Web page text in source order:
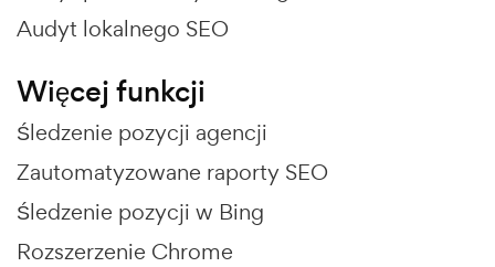
Audyt lokalnego SEO
Więcej funkcji
Śledzenie pozycji agencji
Zautomatyzowane raporty SEO
Śledzenie pozycji w Bing
Rozszerzenie Chrome